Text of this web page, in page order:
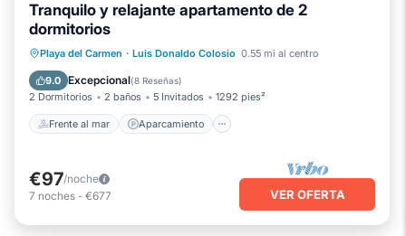
Tranquilo y relajante apartamento de 2
dormitorios
Playa del Carmen · Luis Donaldo Colosio 0.55 mi al centro
9.0 Excepcional(8 Reseñas)
2 Dormitorios 2 baños 5 Invitados 1292 pies²
Frente al mar Aparcamiento
Frente al mar
Aparcamiento
Vista al mar
€97/noche
7 noches - €677 VER OFERTA